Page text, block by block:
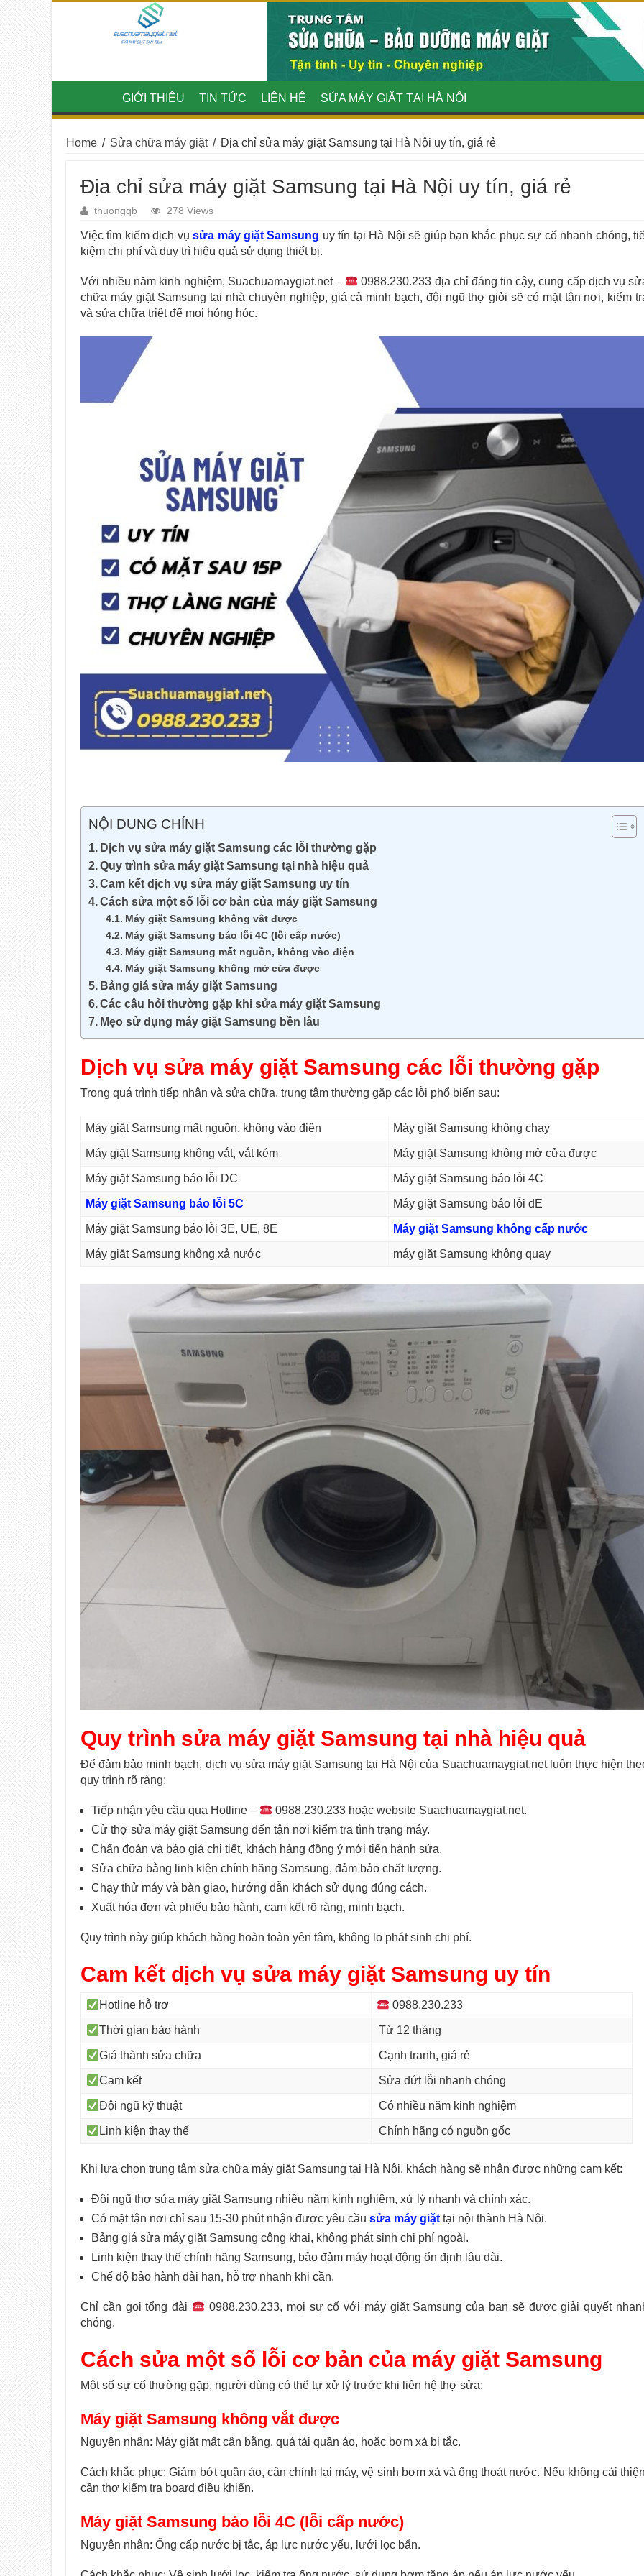
GIỚI THIỆU TIN TỨC LIÊN HỆ SỬA MÁY GIẶT TẠI HÀ NỘI
Home / Sửa chữa máy giặt / Địa chỉ sửa máy giặt Samsung tại Hà Nội uy tín, giá rẻ
Địa chỉ sửa máy giặt Samsung tại Hà Nội uy tín, giá rẻ
thuongqb 278 Views
Việc tìm kiếm dịch vụsửa máy giặt Samsung uy tín tại Hà Nội sẽ giúp bạn khắc phục sự cố nhanh chóng,
kiệm chi phí và duy trì hiệu quả sử dụng thiết bị.
Với nhiều năm kinh nghiệm, Suachuamaygiat.net –
0988.230.233 địa chỉ đáng tin cậy, cung cấp dịch vụ
chữa máy giặt Samsung tại nhà chuyên nghiệp, giá cả minh bạch, đội ngũ thợ giỏi sẽ có mặt tận nơi, kiểm
và sửa chữa triệt để mọi hỏng hóc.
NỘI DUNG CHÍNH
Dịch vụ sửa máy giặt Samsung các lỗi thường gặp
Quy trình sửa máy giặt Samsung tại nhà hiệu quả
Cam kết dịch vụ sửa máy giặt Samsung uy tín
Cách sửa một số lỗi cơ bản của máy giặt Samsung
Máy giặt Samsung không vắt được
Máy giặt Samsung báo lỗi 4C (lỗi cấp nước)
Máy giặt Samsung mất nguồn, không vào điện
Máy giặt Samsung không mở cửa được
Bảng giá sửa máy giặt Samsung
Các câu hỏi thường gặp khi sửa máy giặt Samsung
Mẹo sử dụng máy giặt Samsung bền lâu
Dịch vụ sửa máy giặt Samsung các lỗi thường gặp
Trong quá trình tiếp nhận và sửa chữa, trung tâm thường gặp các lỗi phổ biến sau:
Máy giặt Samsung mất nguồn, không vào điện Máy giặt Samsung không chạy
Máy giặt Samsung không vắt, vắt kém Máy giặt Samsung không mở cửa được
Máy giặt Samsung báo lỗi DC Máy giặt Samsung báo lỗi 4C
Máy giặt Samsung báo lỗi 5C Máy giặt Samsung báo lỗi dE
Máy giặt Samsung báo lỗi 3E, UE, 8E Máy giặt Samsung không cấp nước
Máy giặt Samsung không xả nước máy giặt Samsung không quay
Quy trình sửa máy giặt Samsung tại nhà hiệu quả
Để đảm bảo minh bạch, dịch vụ sửa máy giặt Samsung tại Hà Nội của Suachuamaygiat.net luôn thực hiện
quy trình rõ ràng:
Tiếp nhận yêu cầu qua Hotline –
0988.230.233 hoặc website Suachuamaygiat.net.
Cử thợ sửa máy giặt Samsung đến tận nơi kiểm tra tình trạng máy.
Chẩn đoán và báo giá chi tiết, khách hàng đồng ý mới tiến hành sửa.
Sửa chữa bằng linh kiện chính hãng Samsung, đảm bảo chất lượng.
Chạy thử máy và bàn giao, hướng dẫn khách sử dụng đúng cách.
Xuất hóa đơn và phiếu bảo hành, cam kết rõ ràng, minh bạch.
Quy trình này giúp khách hàng hoàn toàn yên tâm, không lo phát sinh chi phí.
Cam kết dịch vụ sửa máy giặt Samsung uy tín
Hotline hỗ trợ 0988.230.233
Thời gian bảo hành Từ 12 tháng
Giá thành sửa chữa Cạnh tranh, giá rẻ
Cam kết Sửa dứt lỗi nhanh chóng
Đội ngũ kỹ thuật Có nhiều năm kinh nghiệm
Linh kiện thay thế Chính hãng có nguồn gốc
Khi lựa chọn trung tâm sửa chữa máy giặt Samsung tại Hà Nội, khách hàng sẽ nhận được những cam kết:
Đội ngũ thợ sửa máy giặt Samsung nhiều năm kinh nghiệm, xử lý nhanh và chính xác.
Có mặt tận nơi chỉ sau 15-30 phút nhận được yêu cầu sửa máy giặt tại nội thành Hà Nội.
Bảng giá sửa máy giặt Samsung công khai, không phát sinh chi phí ngoài.
Linh kiện thay thế chính hãng Samsung, bảo đảm máy hoạt động ổn định lâu dài.
Chế độ bảo hành dài hạn, hỗ trợ nhanh khi cần.
Chỉ cần gọi tổng đài
0988.230.233, mọi sự cố với máy giặt Samsung của bạn sẽ được giải quyết
chóng.
Cách sửa một số lỗi cơ bản của máy giặt Samsung
Một số sự cố thường gặp, người dùng có thể tự xử lý trước khi liên hệ thợ sửa:
Máy giặt Samsung không vắt được
Nguyên nhân: Máy giặt mất cân bằng, quá tải quần áo, hoặc bơm xả bị tắc.
Cách khắc phục: Giảm bớt quần áo, cân chỉnh lại máy, vệ sinh bơm xả và ống thoát nước. Nếu không cải
cần thợ kiểm tra board điều khiển.
Máy giặt Samsung báo lỗi 4C (lỗi cấp nước)
Nguyên nhân: Ống cấp nước bị tắc, áp lực nước yếu, lưới lọc bẩn.